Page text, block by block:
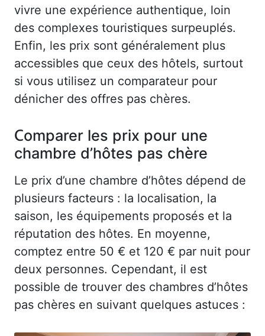
vivre une expérience authentique, loin
des complexes touristiques surpeuplés.
Enfin, les prix sont généralement plus
accessibles que ceux des hôtels, surtout
si vous utilisez un comparateur pour
dénicher des offres pas chères.
Comparer les prix pour une
chambre d’hôtes pas chère
Le prix d’une chambre d’hôtes dépend de
plusieurs facteurs : la localisation, la
saison, les équipements proposés et la
réputation des hôtes. En moyenne,
comptez entre 50 € et 120 € par nuit pour
deux personnes. Cependant, il est
possible de trouver des chambres d’hôtes
pas chères en suivant quelques astuces :